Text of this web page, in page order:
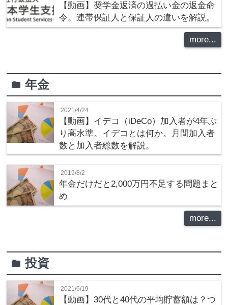
【動画】奨学金返済の過払い金の返金命
令。連帯保証人と保証人の違いを解説。
more...
folder年金
2021/4/24
【動画】イデコ（iDeCo）加入者が4年ぶ
り高水準。イデコとは何か。月間加入者
数と加入者総数を解説。
2019/8/2
年金だけだと2,000万円不足する問題まと
め
more...
folder投資
2021/6/19
【動画】30代と40代の平均貯蓄額は？つ